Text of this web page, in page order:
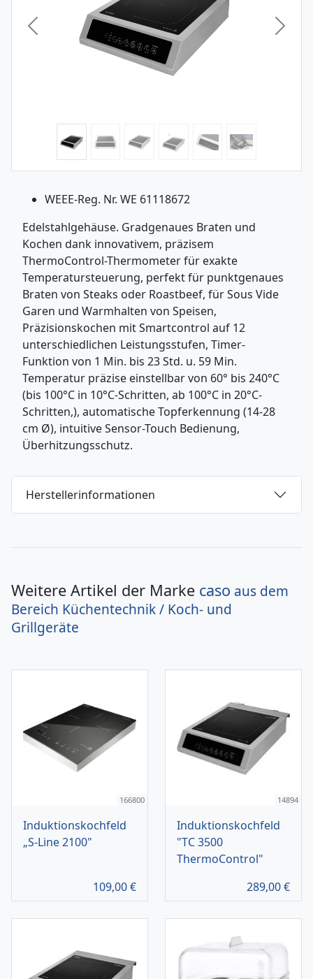
Vorheriges Bild
WEEE-Reg. Nr. WE 61118672
Edelstahlgehäuse. Gradgenaues Braten und
Kochen dank innovativem, präzisem
ThermoControl-Thermometer für exakte
Temperatursteuerung, perfekt für punktgenaues
Braten von Steaks oder Roastbeef, für Sous Vide
Garen und Warmhalten von Speisen,
Präzisionskochen mit Smartcontrol auf 12
unterschiedlichen Leistungsstufen, Timer-
Funktion von 1 Min. bis 23 Std. u. 59 Min.
Temperatur präzise einstellbar von 60° bis 240°C
(bis 100°C in 10°C-Schritten, ab 100°C in 20°C-
Schritten,), automatische Topferkennung (14-28
cm Ø), intuitive Sensor-Touch Bedienung,
Überhitzungsschutz.
Herstellerinformationen
Weitere Artikel der Marke caso aus dem
Bereich Küchentechnik / Koch- und
Grillgeräte
166800
Induktionskochfeld
„S-Line 2100"
109,00€
14894
Induktionskochfeld
"TC 3500
ThermoControl"
289,00€